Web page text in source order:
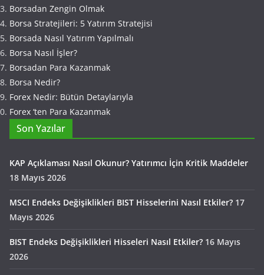
Borsadan Zengin Olmak
Borsa Stratejileri: 5 Yatırım Stratejisi
Borsada Nasıl Yatırım Yapılmalı
Borsa Nasıl İşler?
Borsadan Para Kazanmak
Borsa Nedir?
Forex Nedir: Bütün Detaylarıyla
Forex ‘ten Para Kazanmak
Son Yazılar
KAP Açıklaması Nasıl Okunur? Yatırımcı İçin Kritik Maddeler
18 Mayıs 2026
MSCI Endeks Değişiklikleri BIST Hisselerini Nasıl Etkiler? 17
Mayıs 2026
BIST Endeks Değişiklikleri Hisseleri Nasıl Etkiler? 16 Mayıs
2026